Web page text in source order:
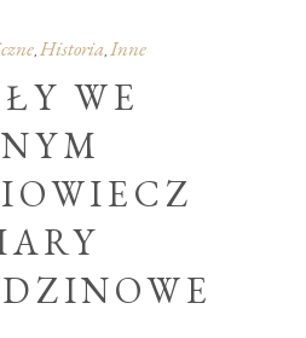
, Historia, Inne
WE